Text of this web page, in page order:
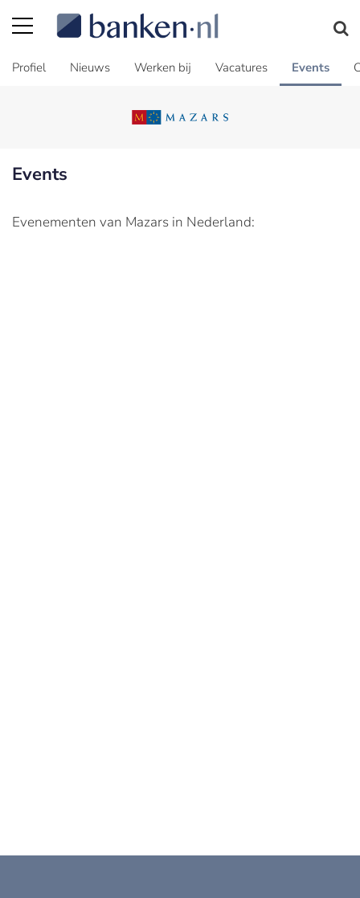
Profiel Nieuws Werken bij Vacatures Events
Events
Evenementen van Mazars in Nederland: